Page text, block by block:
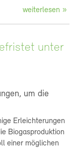
weiterlesen
unter
um die
Erleichterungen
Biogasproduktion
einer möglichen